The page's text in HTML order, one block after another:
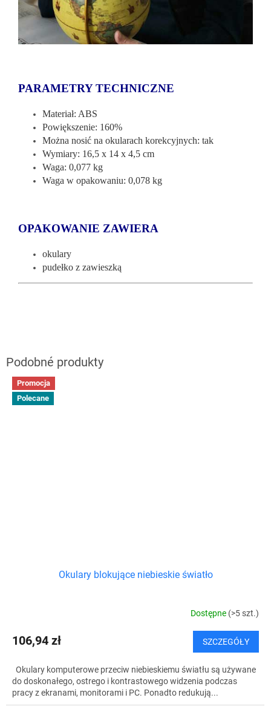
PARAMETRY TECHNICZNE
Materiał: ABS
Powiększenie: 160%
Można nosić na okularach korekcyjnych: tak
Wymiary: 16,5 x 14 x 4,5 cm
Waga: 0,077 kg
Waga w opakowaniu: 0,078 kg
OPAKOWANIE ZAWIERA
okulary
pudełko z zawieszką
Promocja
Polecane
Okulary blokujące niebieskie światło
Dostępne (>5 szt.)
106,94 zł SZCZEGÓŁY
Okulary komputerowe przeciw niebieskiemu światłu są używane
do doskonałego, ostrego i kontrastowego widzenia podczas
pracy z ekranami, monitorami i PC. Ponadto redukują...